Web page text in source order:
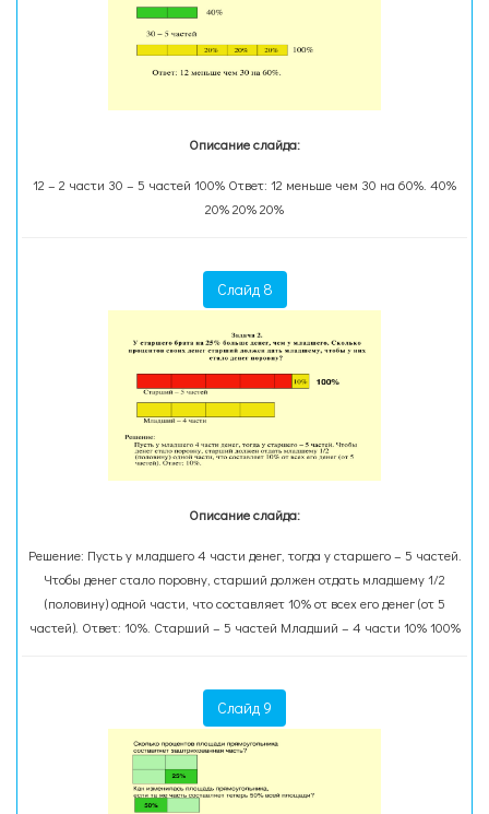
Описание слайда:
12 – 2 части 30 – 5 частей 100% Ответ: 12 меньше чем 30 на 60%. 40%
20% 20% 20%
Слайд 8
Описание слайда:
Решение: Пусть у младшего 4 части денег, тогда у старшего – 5 частей.
Чтобы денег стало поровну, старший должен отдать младшему 1/2
(половину) одной части, что составляет 10% от всех его денег (от 5
частей). Ответ: 10%. Старший – 5 частей Младший – 4 части 10% 100%
Слайд 9